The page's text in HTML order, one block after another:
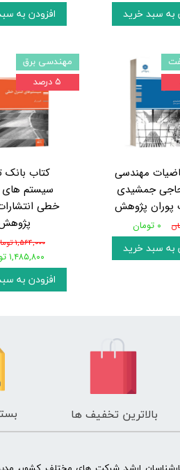
به سبد خرید افزودن به
مهندسی
جمشیدی
پوران پژوهش
۰ تومان
به سبد خرید
کتاب
سیستم های
خطی
۱,۵۶۴,۰۰۰ تومان
۱,۴۸۵,۸۰۰ تومان
افزودن به
مهندسی برق
۵ درصد
بالاترین تخفیف ها